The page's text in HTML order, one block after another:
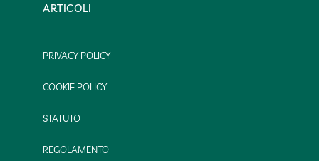
ARTICOLI
PRIVACY POLICY
COOKIE POLICY
STATUTO
REGOLAMENTO